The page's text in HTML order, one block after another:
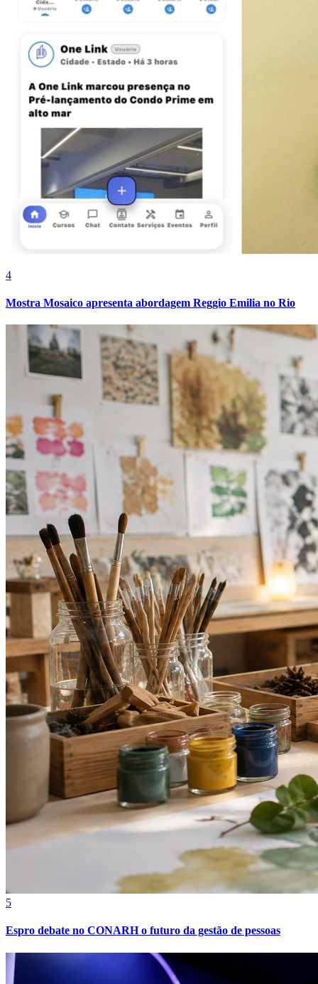
Athletico-PR
Bragantino
Vitória
4
Mostra Mosaico apresenta abordagem Reggio Emilia no Rio
5
Espro debate no CONARH o futuro da gestão de pessoas